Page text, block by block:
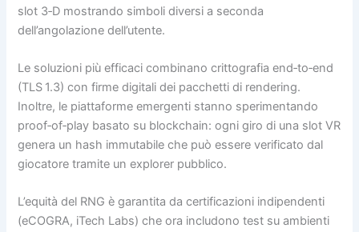
slot 3‑D mostrando simboli diversi a seconda
dell’angolazione dell’utente.
Le soluzioni più efficaci combinano crittografia end‑to‑end
(TLS 1.3) con firme digitali dei pacchetti di rendering.
Inoltre, le piattaforme emergenti stanno sperimentando
proof‑of‑play basato su blockchain: ogni giro di una slot VR
genera un hash immutabile che può essere verificato dal
giocatore tramite un explorer pubblico.
L’equità del RNG è garantita da certificazioni indipendenti
(eCOGRA, iTech Labs) che ora includono test su ambienti